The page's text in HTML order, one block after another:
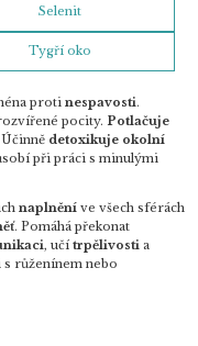
Selenit
Tygří oko
protinespavosti.
pocity. Potlačuje
detoxikuje okolní
při práci s minulými
naplnění ve všech sférách
. Pomáhá překonat
, učítrpělivosti a
s růženínem nebo